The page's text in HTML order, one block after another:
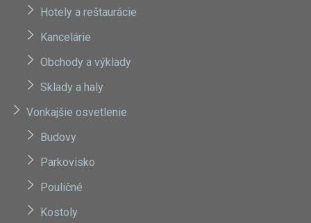
Hotely a reštaurácie
Kancelárie
Obchody a výklady
Sklady a haly
Vonkajšie osvetlenie
Budovy
Parkovisko
Pouličné
Kostoly